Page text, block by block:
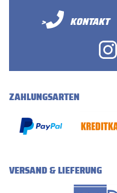
>
KONTAKT
ZAHLUNGSARTEN
VERSAND & LIEFERUNG